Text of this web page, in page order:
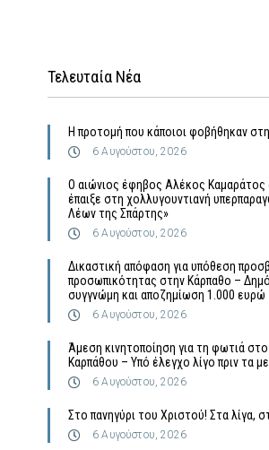
Τελευταία Νέα
Η προτομή που κάποιοι φοβήθηκαν
6 Αυγούστου, 2026
Ο αιώνιος έφηβος Αλέκος Καμαράτος
έπαιξε στη χολλυγουντιανή
Λέων της Σπάρτης»
6 Αυγούστου, 2026
Δικαστική απόφαση για υπόθεση
προσωπικότητας στην Κάρπαθο –
συγγνώμη και αποζημίωση 1.000 ευρώ
6 Αυγούστου, 2026
Άμεση κινητοποίηση για τη φωτιά
Καρπάθου – Υπό έλεγχο λίγο πριν τα
6 Αυγούστου, 2026
Στο πανηγύρι του Χριστού! Στα λίγα,
6 Αυγούστου, 2026